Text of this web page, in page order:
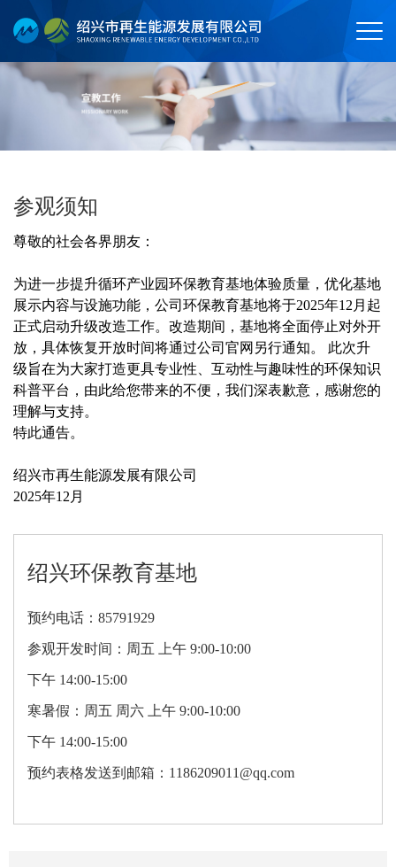
参观须知
尊敬的社会各界朋友：
为进一步提升循环产业园环保教育基地体验质量，优化基地
展示内容与设施功能，公司环保教育基地将于2025年12月起
正式启动升级改造工作。改造期间，基地将全面停止对外开
放，具体恢复开放时间将通过公司官网另行通知。 此次升
级旨在为大家打造更具专业性、互动性与趣味性的环保知识
科普平台，由此给您带来的不便，我们深表歉意，感谢您的
理解与支持。
特此通告。
绍兴市再生能源发展有限公司
2025年12月
绍兴环保教育基地
预约电话：85791929
参观开发时间：周五 上午 9:00-10:00
下午 14:00-15:00
寒暑假：周五 周六 上午 9:00-10:00
下午 14:00-15:00
预约表格发送到邮箱：1186209011@qq.com